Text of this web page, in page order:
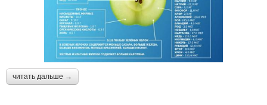
читать дальше →